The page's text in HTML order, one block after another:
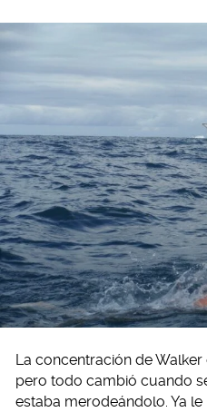
La concentración de
pero todo cambió cuando
estaba merodeándolo. Ya